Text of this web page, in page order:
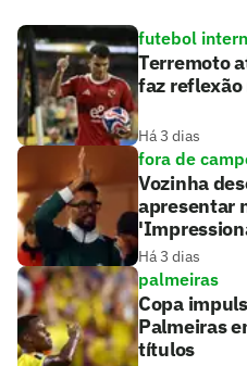
futebol
Terremoto
faz reflexão
Há 3 dias
fora de
Vozinha
apresentar
Há 3 dias
palmeiras
Copa
Palmeiras
títulos